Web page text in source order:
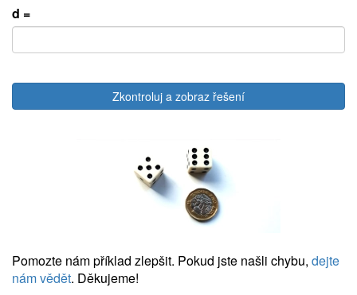
d =
Zkontroluj a zobraz řešení
Pomozte nám příklad zlepšit. Pokud jste našli chybu, dejte
nám vědět. Děkujeme!